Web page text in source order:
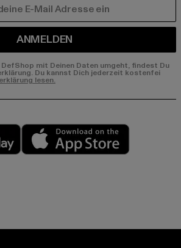
ANMELDEN
mit Deinen Daten umgeht, findest Du
Du kannst Dich jederzeit kostenfei
lesen.
Play market